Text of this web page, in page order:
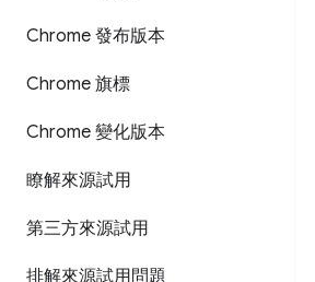
Chrome 發布版本
Chrome 旗標
Chrome 變化版本
瞭解來源試用
第三方來源試用
排解來源試用問題